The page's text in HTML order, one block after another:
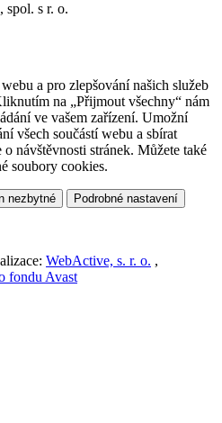
s r. o.
a pro zlepšování našich služeb
na „Přijmout všechny“ nám
ve vašem zařízení. Umožní
všech součástí webu a sbírat
návštěvnosti stránek. Můžete také
soubory cookies.
nezbytné Podrobné nastavení
WebActive, s. r. o. ,
fondu Avast